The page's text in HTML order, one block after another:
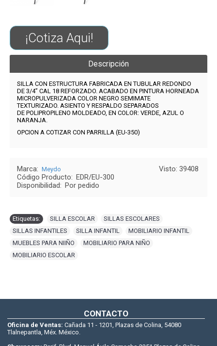
¡Cotiza Aqui!
Descripción
SILLA CON ESTRUCTURA FABRICADA EN TUBULAR REDONDO
DE 3/4” CAL 18 REFORZADO. ACABADO EN PINTURA HORNEADA
MICROPULVERIZADA COLOR NEGRO SEMIMATE
TEXTURIZADO. ASIENTO Y RESPALDO SEPARADOS
DE POLIPROPILENO MOLDEADO, EN COLOR: VERDE, AZUL O
NARANJA.
OPCION A COTIZAR CON PARRILLA (EU-350)
Visto: 39408
Marca: Meydo
Código Producto: EDR/EU-300
Disponibilidad: Por pedido
Etiquetas: SILLA ESCOLAR SILLAS ESCOLARES
SILLAS INFANTILES
SILLA INFANTIL MOBILIARIO INFANTIL
MUEBLES PARA NIIÑO
MOBILIARIO PARA NIÑO
MOBILIARIO ESCOLAR
CONTACTO
Oficina de Ventas: Cañada 11 - 1201, Plazas de Colina, 54080
Tlalnepantla, Méx. México.